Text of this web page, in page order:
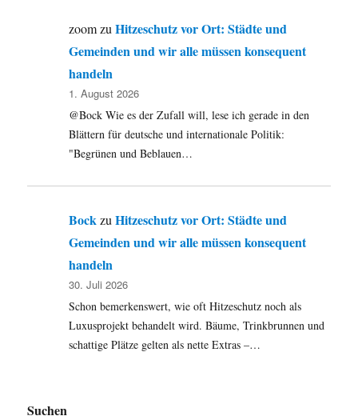
zoomzuHitzeschutz vor Ort: Städte und
Gemeinden und wir alle müssen konsequent
handeln
1. August 2026
@Bock Wie es der Zufall will, lese ich gerade in den
Blättern für deutsche und internationale Politik:
"Begrünen und Beblauen…
BockzuHitzeschutz vor Ort: Städte und
Gemeinden und wir alle müssen konsequent
handeln
30. Juli 2026
Schon bemerkenswert, wie oft Hitzeschutz noch als
Luxusprojekt behandelt wird. Bäume, Trinkbrunnen und
schattige Plätze gelten als nette Extras –…
Suchen